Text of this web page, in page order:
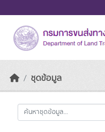
ชุดข้อมูล